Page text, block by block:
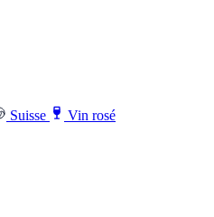
Suisse
Vin rosé